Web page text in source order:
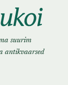
suurim
antikvaarsed